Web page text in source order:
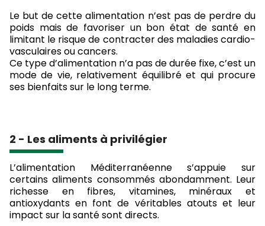
Le but de cette alimentation n’est pas de perdre du
poids mais de favoriser un bon état de santé en
limitant le risque de contracter des maladies cardio-
vasculaires ou cancers.
Ce type d’alimentation n’a pas de durée fixe, c’est un
mode de vie, relativement équilibré et qui procure
ses bienfaits sur le long terme.
2 - Les aliments à privilégier
L’alimentation Méditerranéenne s’appuie sur
certains aliments consommés abondamment. Leur
richesse en fibres, vitamines, minéraux et
antioxydants en font de véritables atouts et leur
impact sur la santé sont directs.